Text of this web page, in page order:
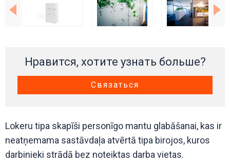
Нравится, хотите узнать больше?
Связаться
Lokeru tipa skapīši personīgo mantu glabāšanai, kas ir
neatņemama sastāvdaļa atvērtā tipa birojos, kuros
darbinieki strādā bez noteiktas darba vietas.